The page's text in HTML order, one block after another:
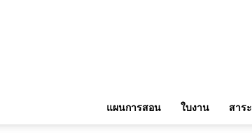
แผนการสอน ใบงาน สาร